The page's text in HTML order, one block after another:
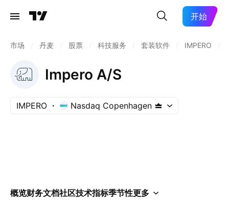
开始
市场 丹麦 股票 科技服务 套装软件 IMPERO
Impero A/S
IMPERO Nasdaq Copenhagen
概览财务文档社区技术指标季节性更多